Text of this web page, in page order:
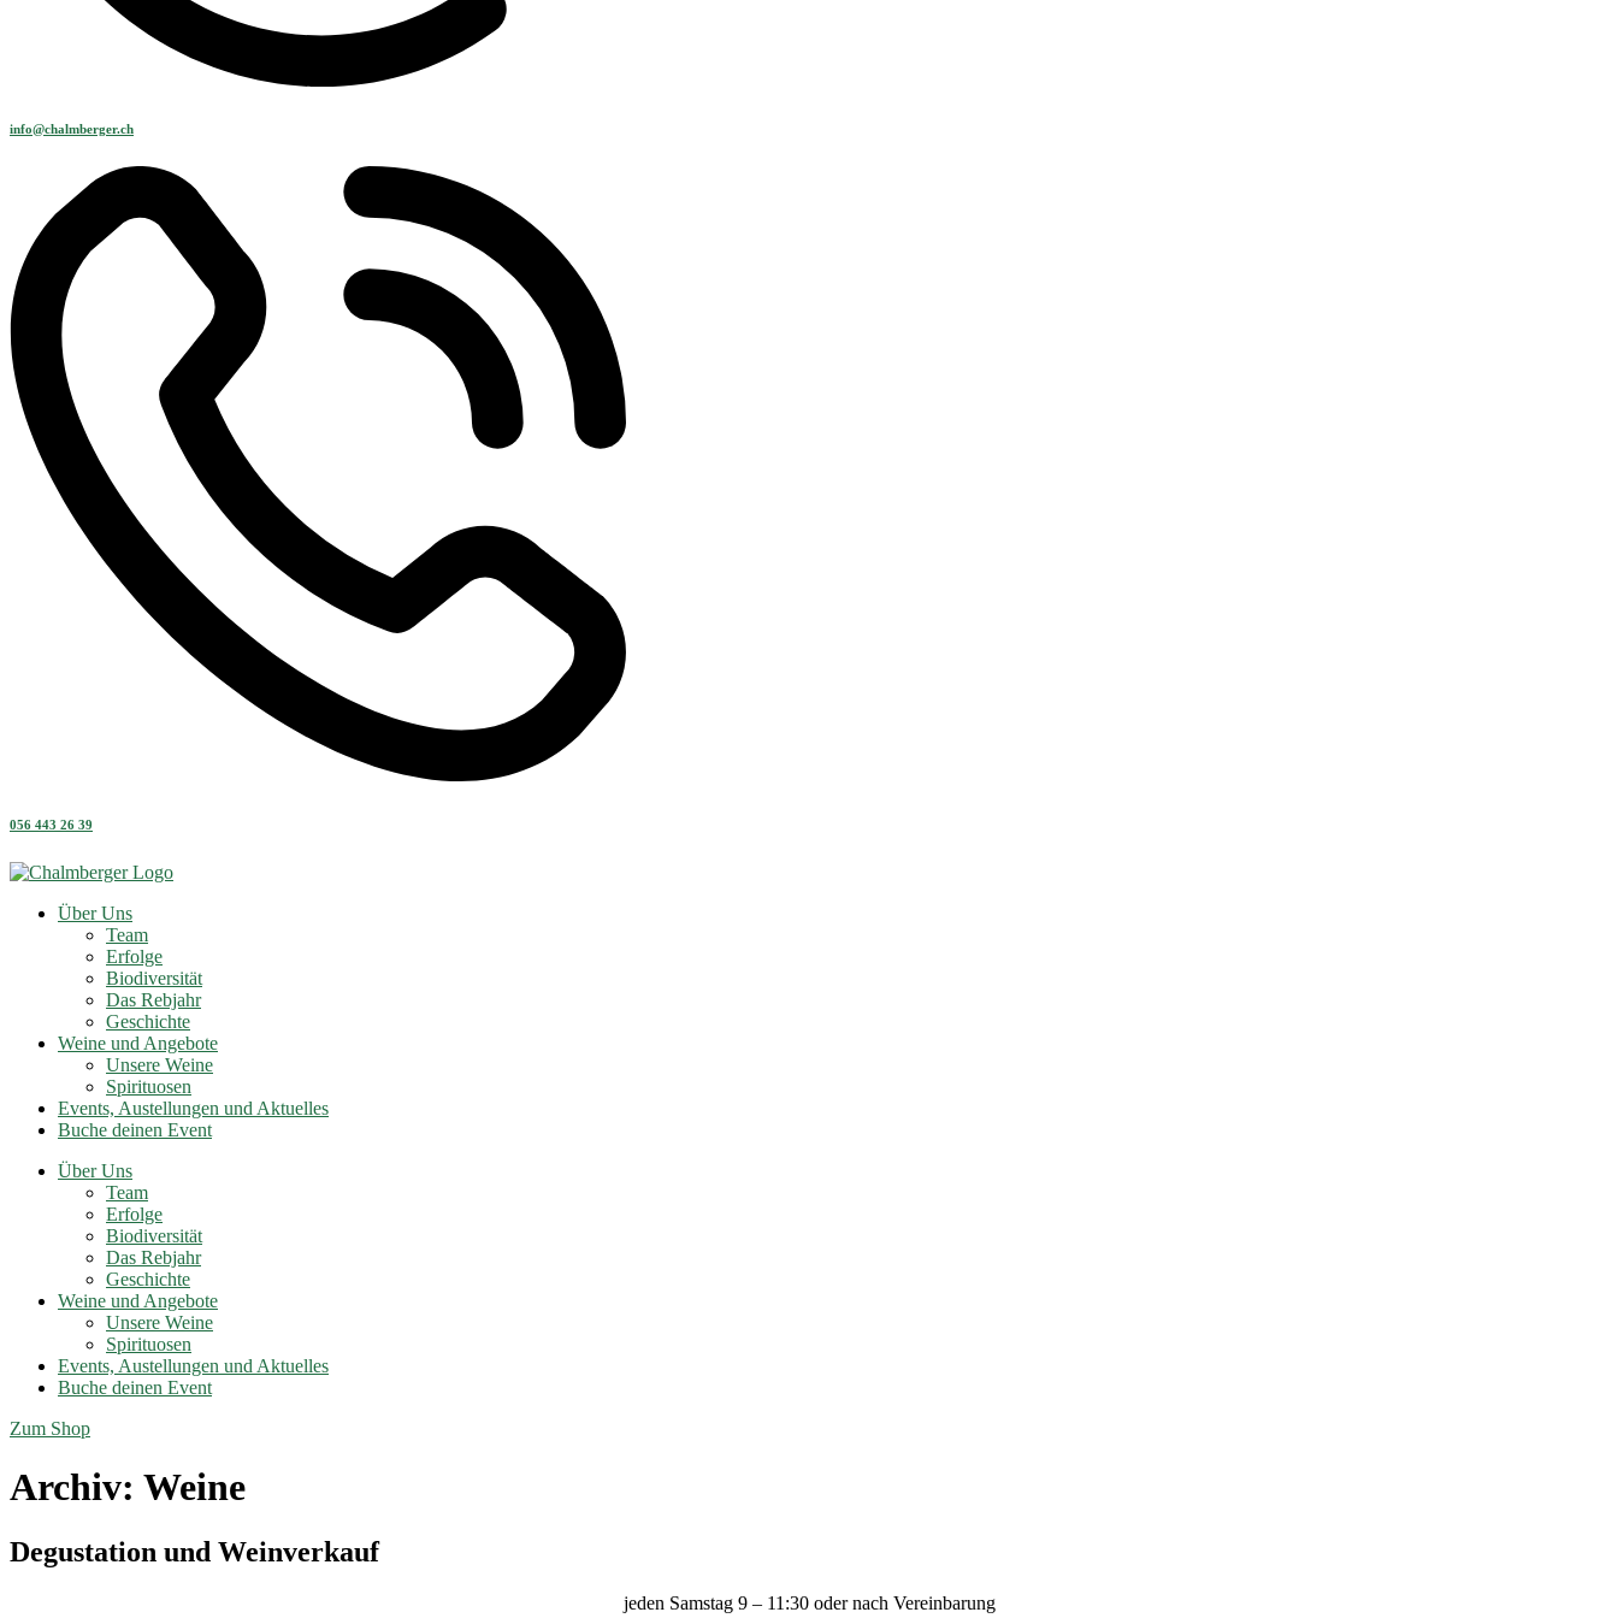
info@chalmberger.ch
056 443 26 39
Über Uns
Team
Erfolge
Biodiversität
Das Rebjahr
Geschichte
Weine und Angebote
Unsere Weine
Spirituosen
Events, Austellungen und Aktuelles
Buche deinen Event
Über Uns
Team
Erfolge
Biodiversität
Das Rebjahr
Geschichte
Weine und Angebote
Unsere Weine
Spirituosen
Events, Austellungen und Aktuelles
Buche deinen Event
Zum Shop
Archiv: Weine
Degustation und Weinverkauf
jeden Samstag 9 – 11:30 oder nach Vereinbarung